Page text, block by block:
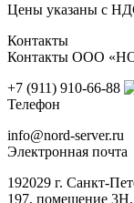
Цены указаны с
Контакты
Контакты ООО
+7 (911) 910-66-88
Телефон
info@nord-server.ru
Электронная почта
192029 г. Санкт-
197, помещение